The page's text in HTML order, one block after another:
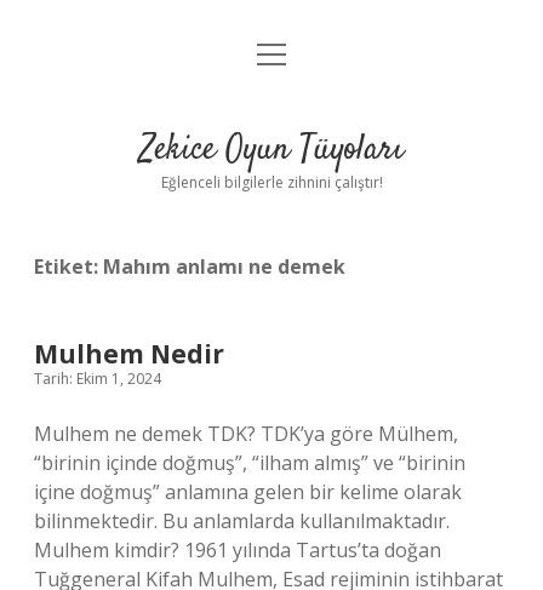
Anasayfa
Yasal Uyarı
menüyü
Zekice Oyun Tüyoları
Eğlenceli bilgilerle zihnini çalıştır!
Etiket: Mahım anlamı ne demek
Mulhem Nedir
Tarih: Ekim 1, 2024
Mulhem ne demek TDK? TDK’ya göre Mülhem,
“birinin içinde doğmuş”, “ilham almış” ve “birinin
içine doğmuş” anlamına gelen bir kelime olarak
bilinmektedir. Bu anlamlarda kullanılmaktadır.
Mulhem kimdir? 1961 yılında Tartus’ta doğan
Tuğgeneral Kifah Mulhem, Esad rejiminin istihbarat